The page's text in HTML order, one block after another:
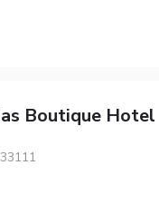
Boutique Hotel